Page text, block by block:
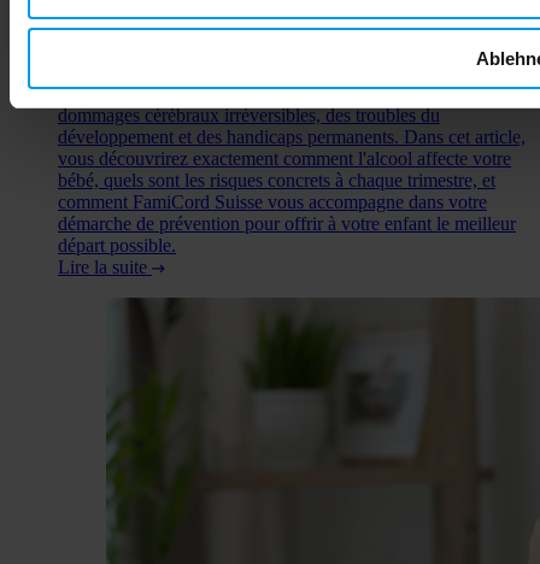
grossesse. Chaque goutte traverse directement le placenta et
atteint votre bébé en développement. Ce qui se joue pendant
ces neuf mois détermine la santé de votre enfant pour toute sa
vie. L'alcool pendant la grossesse peut provoquer des
dommages cérébraux irréversibles, des troubles du
développement et des handicaps permanents. Dans cet article,
vous découvrirez exactement comment l'alcool affecte votre
bébé, quels sont les risques concrets à chaque trimestre, et
comment FamiCord Suisse vous accompagne dans votre
démarche de prévention pour offrir à votre enfant le meilleur
départ possible.
Lire la suite